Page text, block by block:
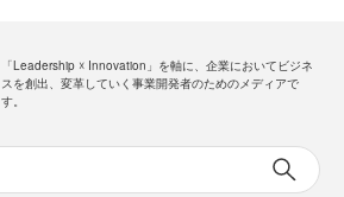
「Leadership ☓ Innovation」を軸に、企業においてビジネ
スを創出、変革していく事業開発者のためのメディアで
す。